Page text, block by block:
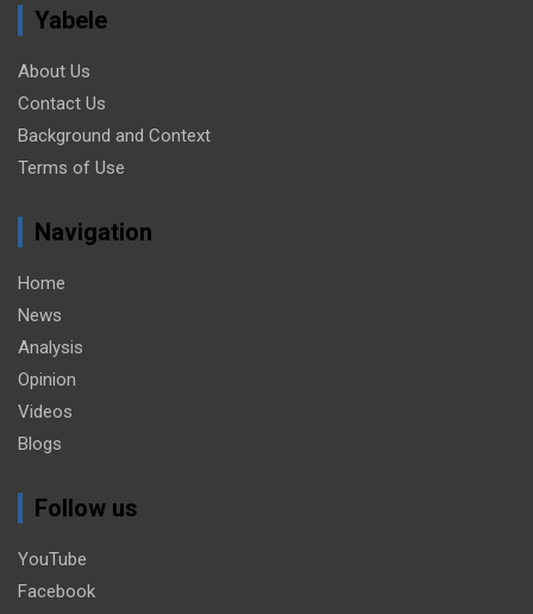
Yabele
About Us
Contact Us
Background and Context
Terms of Use
Navigation
Home
News
Analysis
Opinion
Videos
Blogs
Follow us
YouTube
Facebook